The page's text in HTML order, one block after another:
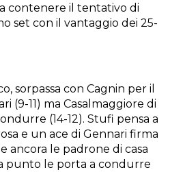
contenere il tentativo di
set con il vantaggio dei 25-
sorpassa con Cagnin per il
(9-11) ma Casalmaggiore di
(14-12). Stufi pensa a
e un ace di Gennari firma
e ancora le padrone di casa
punto le porta a condurre